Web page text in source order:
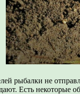
рыбалки не
Есть некоторые